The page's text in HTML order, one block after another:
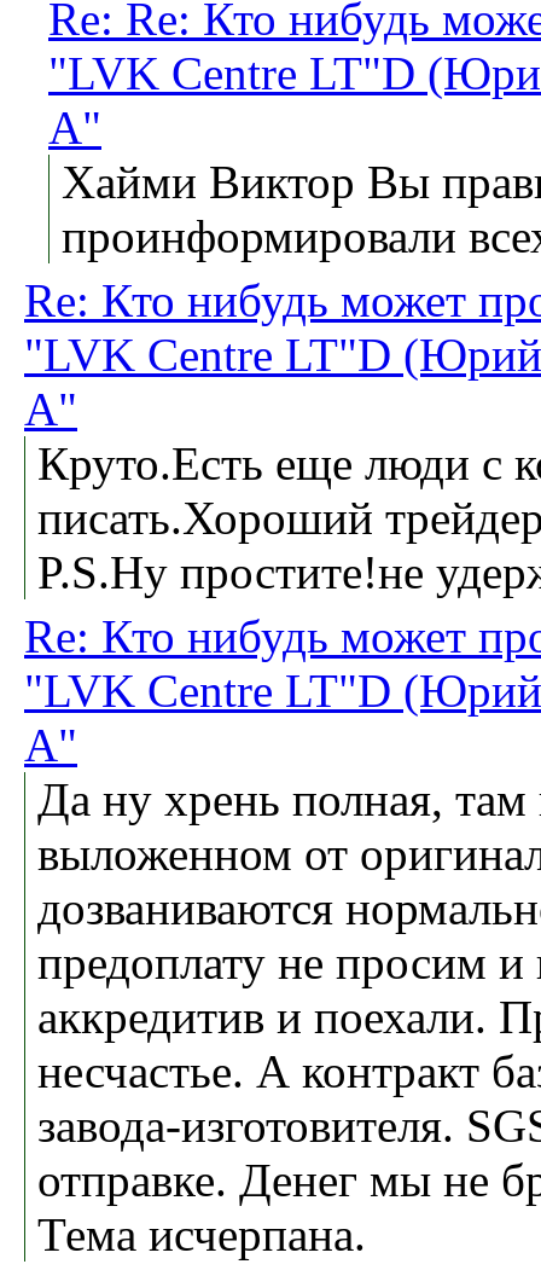
Re: Re: Кто нибудь
"LVK Centre LT"D
А"
Хайми Виктор Вы
проинформировали
Re: Кто нибудь может
"LVK Centre LT"D
А"
Круто.Есть еще люди с
писать.Хороший
P.S.Ну простите!не
Re: Кто нибудь может
"LVK Centre LT"D
А"
Да ну хрень полная,
выложенном от
дозваниваются
предоплату не просим и
аккредитив и поехали.
несчастье. А контракт
завода-изготовителя.
отправке. Денег мы не
Тема исчерпана.